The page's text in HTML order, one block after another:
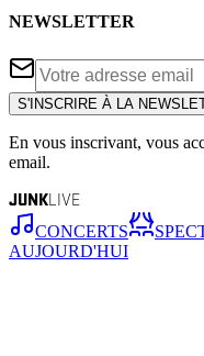
NEWSLETTER
S'INSCRIRE À LA
En vous inscrivant, vous
email.
JUNKLIVE
CONCERTS
AUJOURD'HUI